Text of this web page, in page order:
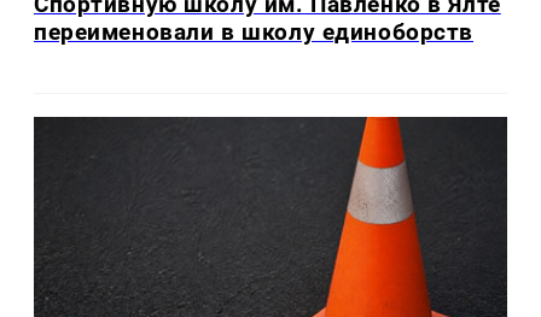
переименовали в школу единоборств